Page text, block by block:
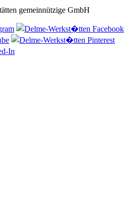
gemeinnützige GmbH